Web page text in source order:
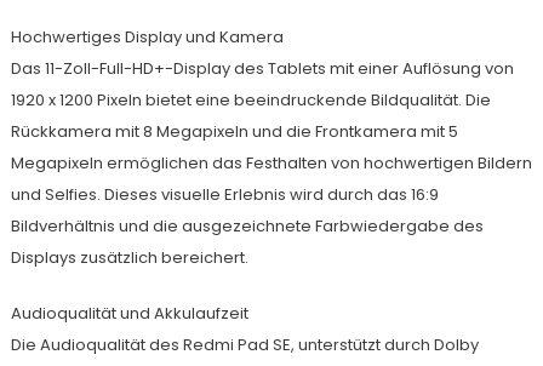
Hochwertiges Display und Kamera
Das 11-Zoll-Full-HD+-Display des Tablets mit einer Auflösung von
1920 x 1200 Pixeln bietet eine beeindruckende Bildqualität. Die
Rückkamera mit 8 Megapixeln und die Frontkamera mit 5
Megapixeln ermöglichen das Festhalten von hochwertigen Bildern
und Selfies. Dieses visuelle Erlebnis wird durch das 16:9
Bildverhältnis und die ausgezeichnete Farbwiedergabe des
Displays zusätzlich bereichert.
Audioqualität und Akkulaufzeit
Die Audioqualität des Redmi Pad SE, unterstützt durch Dolby